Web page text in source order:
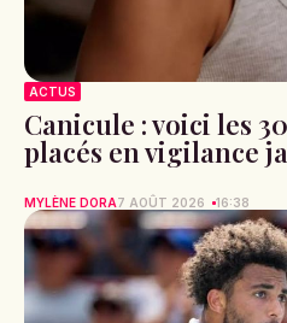
ACTUS
Canicule : voici les
placés en vigilance
MYLÈNE DORA7 AOÛT 2026 16:38